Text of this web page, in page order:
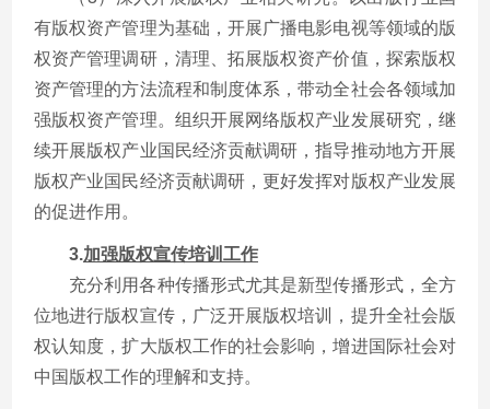
有版权资产管理为基础，开展广播电影电视等领域的版
权资产管理调研，清理、拓展版权资产价值，探索版权
资产管理的方法流程和制度体系，带动全社会各领域加
强版权资产管理。组织开展网络版权产业发展研究，继
续开展版权产业国民经济贡献调研，指导推动地方开展
版权产业国民经济贡献调研，更好发挥对版权产业发展
的促进作用。
3.加强版权宣传培训工作
充分利用各种传播形式尤其是新型传播形式，全方
位地进行版权宣传，广泛开展版权培训，提升全社会版
权认知度，扩大版权工作的社会影响，增进国际社会对
中国版权工作的理解和支持。